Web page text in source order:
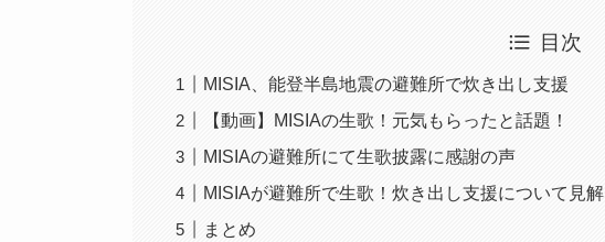
目次
MISIA、能登半島地震の避難所で炊き出し支援
【動画】MISIAの生歌！元気もらったと話題！
MISIAの避難所にて生歌披露に感謝の声
MISIAが避難所で生歌！炊き出し支援について見解
まとめ